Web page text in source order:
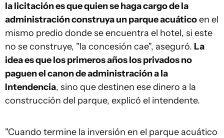
la licitación es que quien se haga cargo de la
administración construya un parque acuáticoen el
mismo predio donde se encuentra el hotel, si este
no se construye, "la concesión cae", aseguró. La
idea es que los primeros años los privados no
paguen el canon de administración a la
Intendencia, sino que destinen ese dinero a la
construcción del parque, explicó el intendente.
"Cuando termine la inversión en el parque acuático